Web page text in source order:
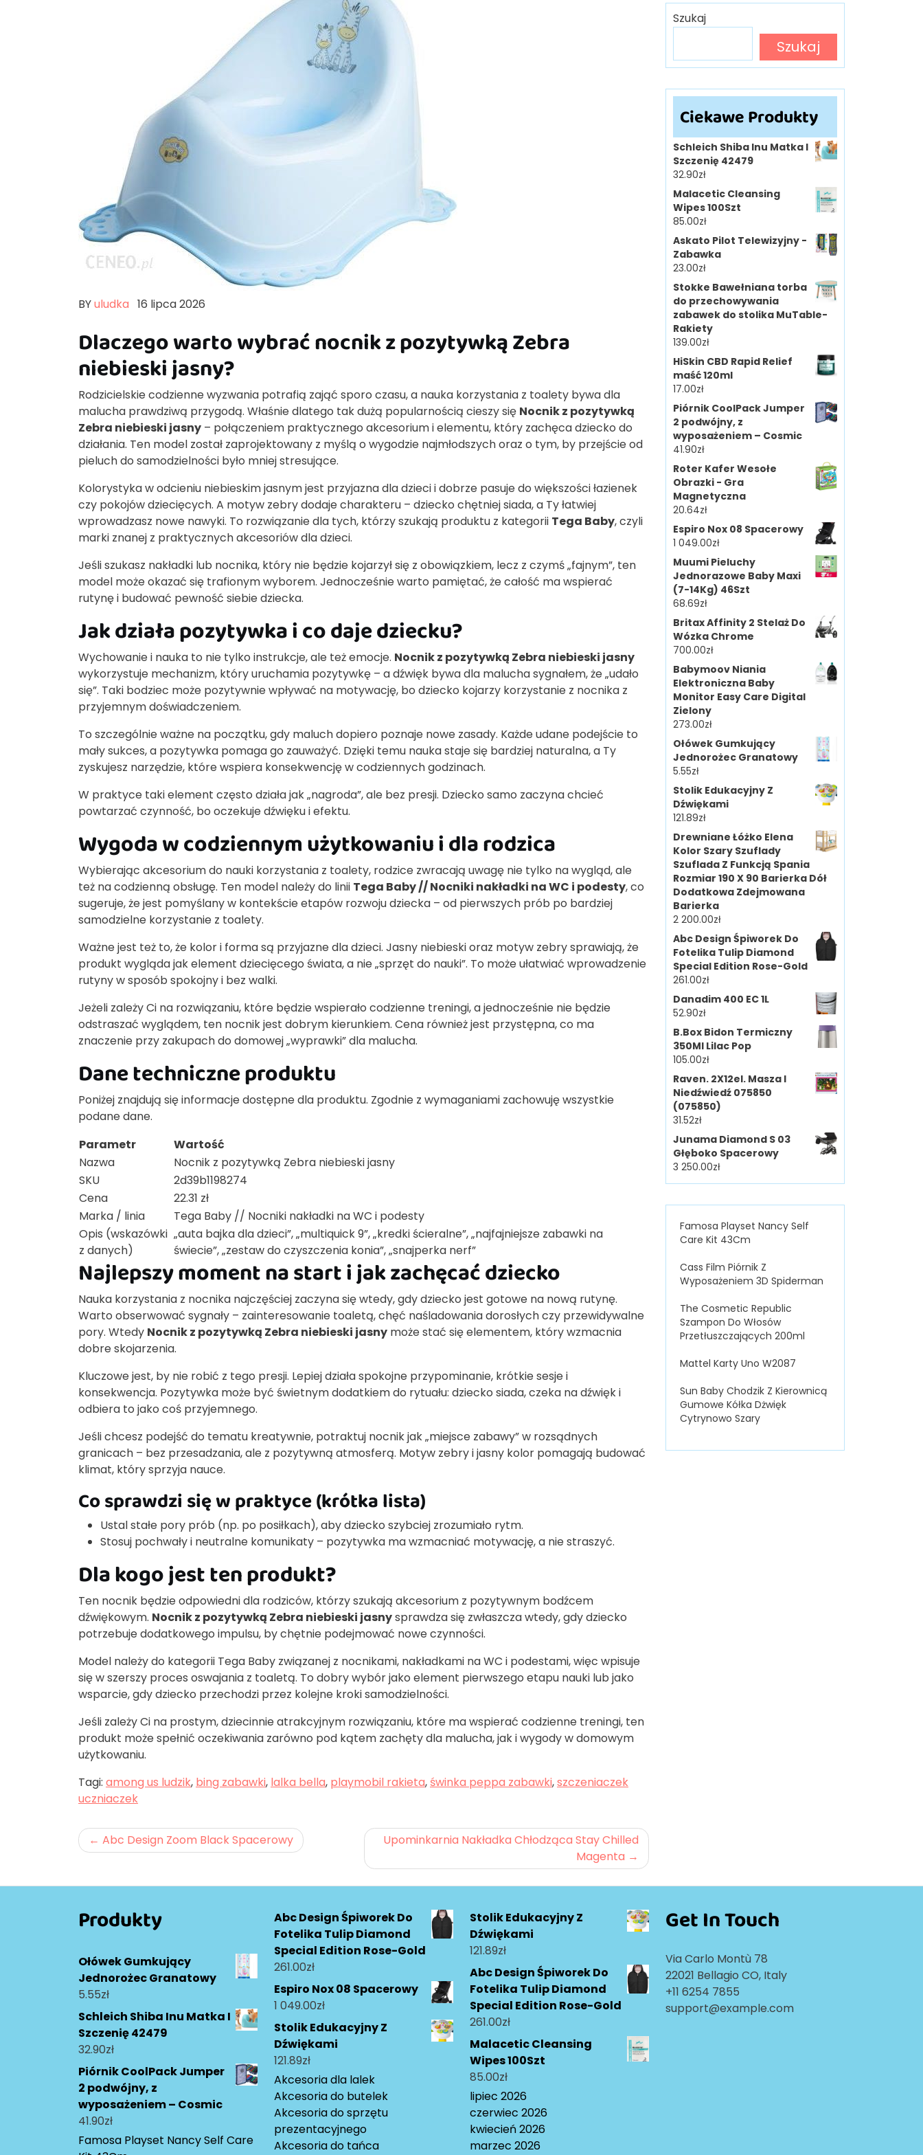
BYuludka 16 lipca 2026
Dlaczego warto wybrać nocnik z pozytywką Zebra
niebieski jasny?
Rodzicielskie codzienne wyzwania potrafią zająć sporo czasu, a nauka korzystania z toalety bywa dla
malucha prawdziwą przygodą. Właśnie dlatego tak dużą popularnością cieszy się Nocnik z pozytywką
Zebra niebieski jasny – połączeniem praktycznego akcesorium i elementu, który zachęca dziecko do
działania. Ten model został zaprojektowany z myślą o wygodzie najmłodszych oraz o tym, by przejście od
pieluch do samodzielności było mniej stresujące.
Kolorystyka w odcieniu niebieskim jasnym jest przyjazna dla dzieci i dobrze pasuje do większości łazienek
czy pokojów dziecięcych. A motyw zebry dodaje charakteru – dziecko chętniej siada, a Ty łatwiej
wprowadzasz nowe nawyki. To rozwiązanie dla tych, którzy szukają produktu z kategorii Tega Baby, czyli
marki znanej z praktycznych akcesoriów dla dzieci.
Jeśli szukasz nakładki lub nocnika, który nie będzie kojarzył się z obowiązkiem, lecz z czymś „fajnym”, ten
model może okazać się trafionym wyborem. Jednocześnie warto pamiętać, że całość ma wspierać
rutynę i budować pewność siebie dziecka.
Jak działa pozytywka i co daje dziecku?
Wychowanie i nauka to nie tylko instrukcje, ale też emocje. Nocnik z pozytywką Zebra niebieski jasny
wykorzystuje mechanizm, który uruchamia pozytywkę – a dźwięk bywa dla malucha sygnałem, że „udało
się”. Taki bodziec może pozytywnie wpływać na motywację, bo dziecko kojarzy korzystanie z nocnika z
przyjemnym doświadczeniem.
To szczególnie ważne na początku, gdy maluch dopiero poznaje nowe zasady. Każde udane podejście to
mały sukces, a pozytywka pomaga go zauważyć. Dzięki temu nauka staje się bardziej naturalna, a Ty
zyskujesz narzędzie, które wspiera konsekwencję w codziennych godzinach.
W praktyce taki element często działa jak „nagroda”, ale bez presji. Dziecko samo zaczyna chcieć
powtarzać czynność, bo oczekuje dźwięku i efektu.
Wygoda w codziennym użytkowaniu i dla rodzica
Wybierając akcesorium do nauki korzystania z toalety, rodzice zwracają uwagę nie tylko na wygląd, ale
też na codzienną obsługę. Ten model należy do linii Tega Baby // Nocniki nakładki na WC i podesty, co
sugeruje, że jest pomyślany w kontekście etapów rozwoju dziecka – od pierwszych prób po bardziej
samodzielne korzystanie z toalety.
Ważne jest też to, że kolor i forma są przyjazne dla dzieci. Jasny niebieski oraz motyw zebry sprawiają, że
produkt wygląda jak element dziecięcego świata, a nie „sprzęt do nauki”. To może ułatwiać wprowadzenie
rutyny w sposób spokojny i bez walki.
Jeżeli zależy Ci na rozwiązaniu, które będzie wspierało codzienne treningi, a jednocześnie nie będzie
odstraszać wyglądem, ten nocnik jest dobrym kierunkiem. Cena również jest przystępna, co ma
znaczenie przy zakupach do domowej „wyprawki” dla malucha.
Dane techniczne produktu
Poniżej znajdują się informacje dostępne dla produktu. Zgodnie z wymaganiami zachowuję wszystkie
podane dane.
Parametr
Wartość
Nazwa
Nocnik z pozytywką Zebra niebieski jasny
SKU
2d39b1198274
Cena
22.31 zł
Marka / linia
Tega Baby // Nocniki nakładki na WC i podesty
Opis (wskazówki
z danych)
„auta bajka dla dzieci”, „multiquick 9”, „kredki ścieralne”, „najfajniejsze zabawki na
świecie”, „zestaw do czyszczenia konia”, „snajperka nerf”
Najlepszy moment na start i jak zachęcać dziecko
Nauka korzystania z nocnika najczęściej zaczyna się wtedy, gdy dziecko jest gotowe na nową rutynę.
Warto obserwować sygnały – zainteresowanie toaletą, chęć naśladowania dorosłych czy przewidywalne
pory. Wtedy Nocnik z pozytywką Zebra niebieski jasny może stać się elementem, który wzmacnia
dobre skojarzenia.
Kluczowe jest, by nie robić z tego presji. Lepiej działa spokojne przypominanie, krótkie sesje i
konsekwencja. Pozytywka może być świetnym dodatkiem do rytuału: dziecko siada, czeka na dźwięk i
odbiera to jako coś przyjemnego.
Jeśli chcesz podejść do tematu kreatywnie, potraktuj nocnik jak „miejsce zabawy” w rozsądnych
granicach – bez przesadzania, ale z pozytywną atmosferą. Motyw zebry i jasny kolor pomagają budować
klimat, który sprzyja nauce.
Co sprawdzi się w praktyce (krótka lista)
Ustal stałe pory prób (np. po posiłkach), aby dziecko szybciej zrozumiało rytm.
Stosuj pochwały i neutralne komunikaty – pozytywka ma wzmacniać motywację, a nie straszyć.
Dla kogo jest ten produkt?
Ten nocnik będzie odpowiedni dla rodziców, którzy szukają akcesorium z pozytywnym bodźcem
dźwiękowym. Nocnik z pozytywką Zebra niebieski jasnysprawdza się zwłaszcza wtedy, gdy dziecko
potrzebuje dodatkowego impulsu, by chętnie podejmować nowe czynności.
Model należy do kategorii Tega Baby związanej z nocnikami, nakładkami na WC i podestami, więc wpisuje
się w szerszy proces oswajania z toaletą. To dobry wybór jako element pierwszego etapu nauki lub jako
wsparcie, gdy dziecko przechodzi przez kolejne kroki samodzielności.
Jeśli zależy Ci na prostym, dziecinnie atrakcyjnym rozwiązaniu, które ma wspierać codzienne treningi, ten
produkt może spełnić oczekiwania zarówno pod kątem zachęty dla malucha, jak i wygody w domowym
użytkowaniu.
Tagi: among us ludzik, bing zabawki, lalka bella, playmobil rakieta, świnka peppa zabawki,szczeniaczek
uczniaczek
Nawigacja
Abc Design Zoom Black Spacerowy
Upominkarnia Nakładka Chłodząca Stay Chilled
Magenta
Szukaj
Szukaj
Ciekawe Produkty
Schleich Shiba Inu Matka I
Szczenię 42479
32.90zł
Malacetic Cleansing
Wipes 100Szt
85.00zł
Askato Pilot Telewizyjny -
Zabawka
23.00zł
Stokke Bawełniana torba
do przechowywania
zabawek do stolika MuTable-
Rakiety
139.00zł
HiSkin CBD Rapid Relief
maść 120ml
17.00zł
Piórnik CoolPack Jumper
2 podwójny, z
wyposażeniem – Cosmic
41.90zł
Roter Kafer Wesołe
Obrazki - Gra
Magnetyczna
20.64zł
Espiro Nox 08 Spacerowy
1 049.00zł
Muumi Pieluchy
Jednorazowe Baby Maxi
(7-14Kg) 46Szt
68.69zł
Britax Affinity 2 Stelaż Do
Wózka Chrome
700.00zł
Babymoov Niania
Elektroniczna Baby
Monitor Easy Care Digital
Zielony
273.00zł
Ołówek Gumkujący
Jednorożec Granatowy
5.55zł
Stolik Edukacyjny Z
Dźwiękami
121.89zł
Drewniane Łóżko Elena
Kolor Szary Szuflady
Szuflada Z Funkcją Spania
Rozmiar 190 X 90 Barierka Dół
Dodatkowa Zdejmowana
Barierka
2 200.00zł
Abc Design Śpiworek Do
Fotelika Tulip Diamond
Special Edition Rose-Gold
261.00zł
Danadim 400 EC 1L
52.90zł
B.Box Bidon Termiczny
350Ml Lilac Pop
105.00zł
Raven. 2X12el. Masza I
Niedźwiedź 075850
(075850)
31.52zł
Junama Diamond S 03
Głęboko Spacerowy
3 250.00zł
Famosa Playset Nancy Self
Care Kit 43Cm
Cass Film Piórnik Z
Wyposażeniem 3D Spiderman
The Cosmetic Republic
Szampon Do Włosów
Przetłuszczających 200ml
Mattel Karty Uno W2087
Sun Baby Chodzik Z Kierownicą
Gumowe Kółka Dżwięk
Cytrynowo Szary
Produkty
Ołówek Gumkujący
Jednorożec Granatowy
5.55zł
Schleich Shiba Inu Matka I
Szczenię 42479
32.90zł
Piórnik CoolPack Jumper
2 podwójny, z
wyposażeniem – Cosmic
41.90zł
Famosa Playset Nancy Self Care
Abc Design Śpiworek Do
Fotelika Tulip Diamond
Special Edition Rose-Gold
261.00zł
Espiro Nox 08 Spacerowy
1 049.00zł
Stolik Edukacyjny Z
Dźwiękami
121.89zł
Akcesoria dla lalek
Akcesoria do butelek
Akcesoria do sprzętu
prezentacyjnego
Akcesoria do tańca
Stolik Edukacyjny Z
Dźwiękami
121.89zł
Abc Design Śpiworek Do
Fotelika Tulip Diamond
Special Edition Rose-Gold
261.00zł
Malacetic Cleansing
Wipes 100Szt
85.00zł
lipiec 2026
czerwiec 2026
kwiecień 2026
marzec 2026
Get In Touch
Via Carlo Montù 78
22021 Bellagio CO, Italy
+11 6254 7855
support@example.com